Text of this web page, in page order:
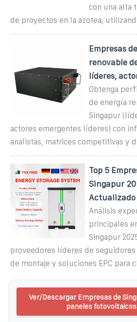
con una alta
de proyectos en la azotea,
Empresas
renovable
líderes,
Obtenga
de energía
Singapur
actores emergentes líderes) con
analistas, matrices competitivas y
Top 5
Singapur
Actualizado
Análisis
principales
Singapur
proveedores líderes de seguidores
de montaje y soluciones EPC para
Ver/Descargar Empresas de
paneles